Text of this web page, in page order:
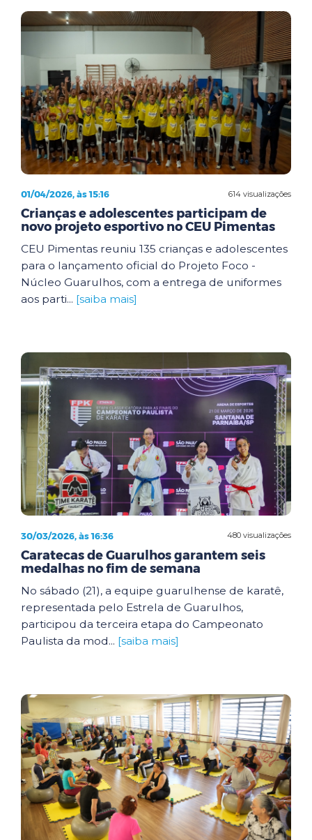
614 visualizações
01/04/2026, às 15:16
Crianças e adolescentes participam de
novo projeto esportivo no CEU Pimentas
CEU Pimentas reuniu 135 crianças e adolescentes
para o lançamento oficial do Projeto Foco -
Núcleo Guarulhos, com a entrega de uniformes
aos parti... [saiba mais]
480 visualizações
30/03/2026, às 16:36
Caratecas de Guarulhos garantem seis
medalhas no fim de semana
No sábado (21), a equipe guarulhense de karatê,
representada pelo Estrela de Guarulhos,
participou da terceira etapa do Campeonato
Paulista da mod... [saiba mais]